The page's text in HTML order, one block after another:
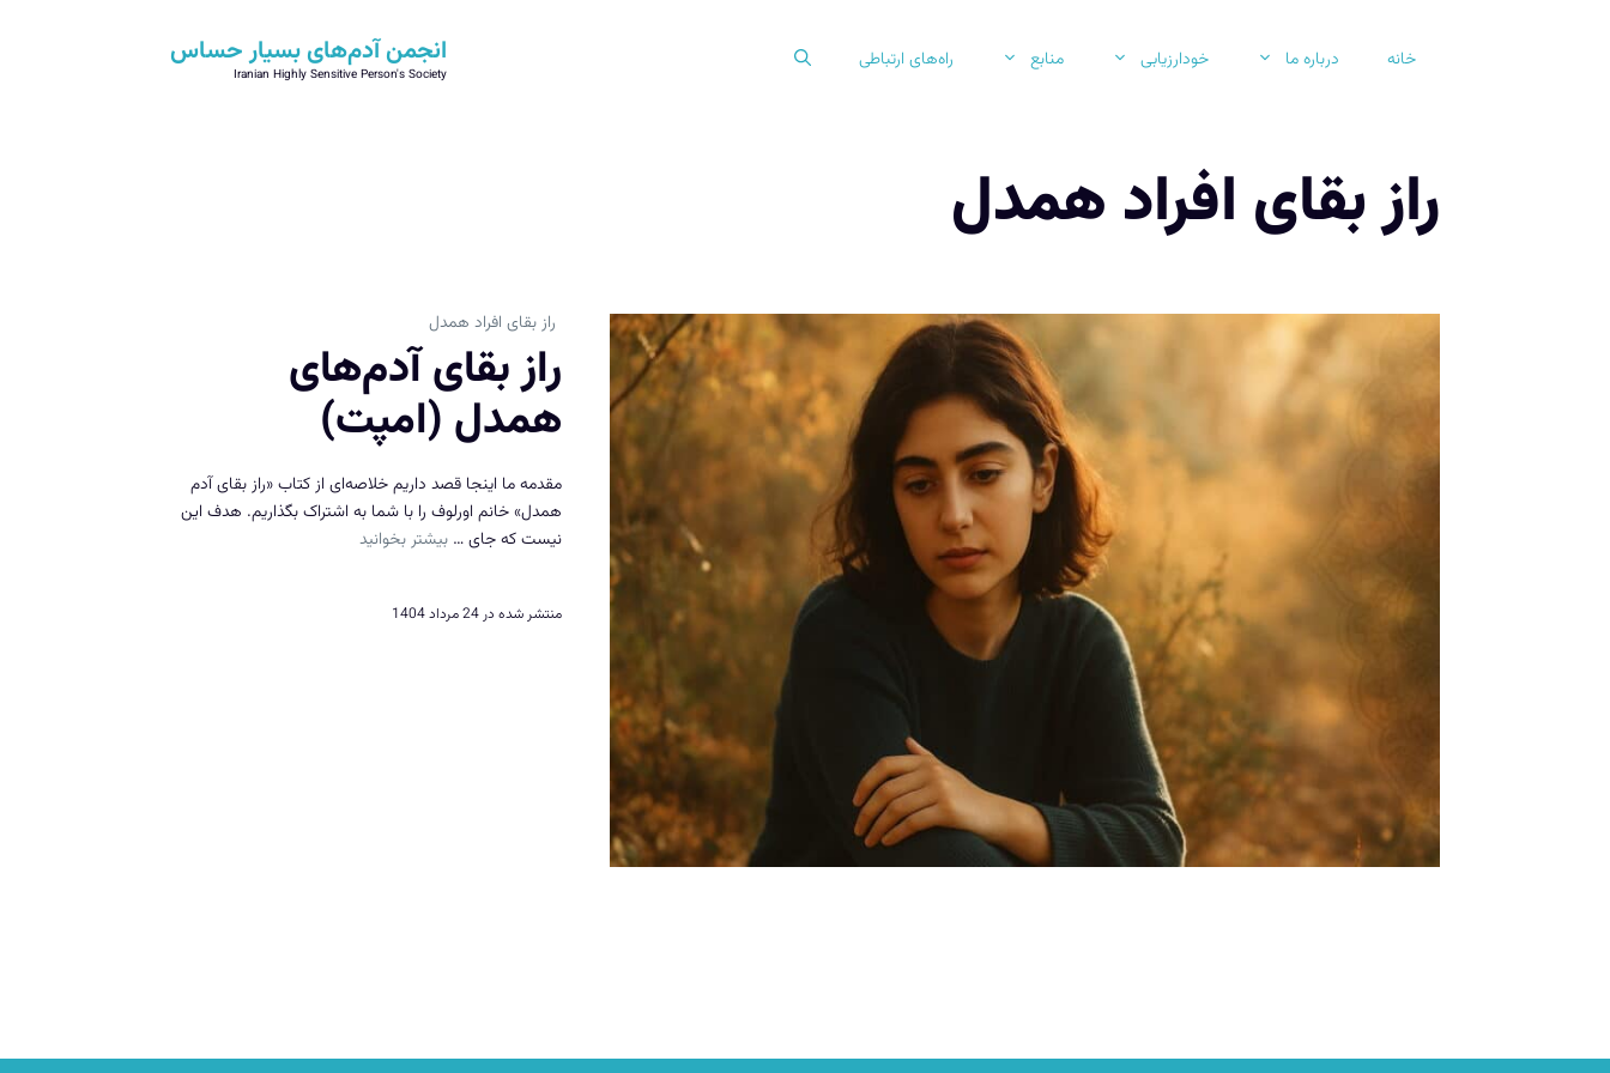
انجمن آدم‌های بسیار حساس
Iranian Highly Sensitive Person's Society
خانه درباره ما خودارزیابی منابع راه‌های ارتباطی
راز بقای افراد همدل
راز بقای افراد همدل
راز بقای آدم‌های
همدل (امپت)
مقدمه ما اینجا قصد داریم خلاصه‌ای از کتاب «راز بقای آدم
همدل» خانم اورلوف را با شما به اشتراک بگذاریم. هدف این
نیست که جای …بیشتر بخوانید
منتشر شده در24 مرداد 1404